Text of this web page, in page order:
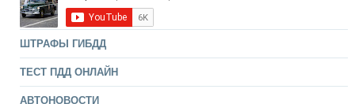
ШТРАФЫ ГИБДД
ТЕСТ ПДД ОНЛАЙН
АВТОНОВОСТИ